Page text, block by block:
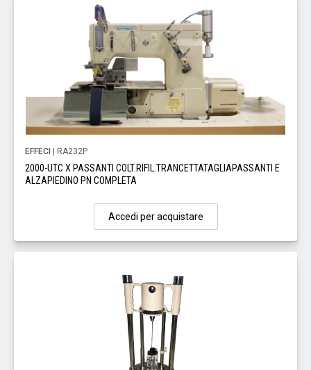
EFFECI | RA232P
2000-UTC X PASSANTI COLT.RIFIL.TRANCETTATAGLIAPASSANTI E
ALZAPIEDINO PN COMPLETA
Accedi per acquistare